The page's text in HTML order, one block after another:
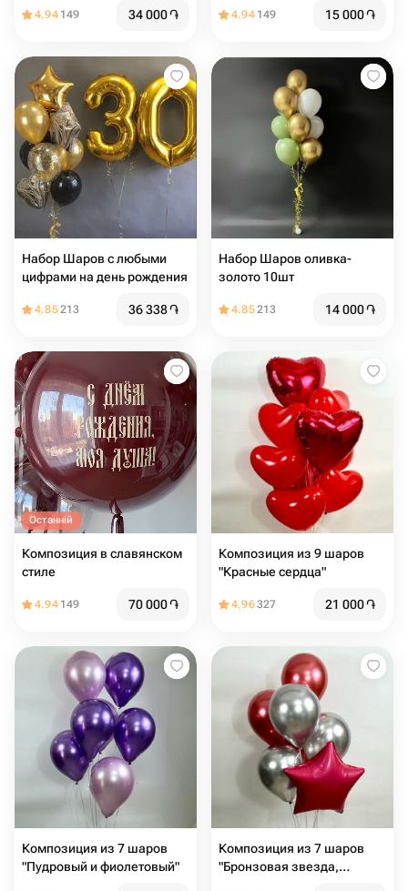
4.94 149 34 000֏ 4.94 149 15 000֏
Набор Шаров с любыми
цифрами на день рождения
4.85213 36 338֏
Набор Шаров оливка-
золото 10шт
4.85213 14 000֏
Останній
Композиция в славянском
стиле
4.94 149 70 000֏
Композиция из 9 шаров
"Красные сердца"
4.96327 21 000֏
Композиция из 7 шаров
"Пудровый и фиолетовый"
Композиция из 7 шаров
"Бронзовая звезда,